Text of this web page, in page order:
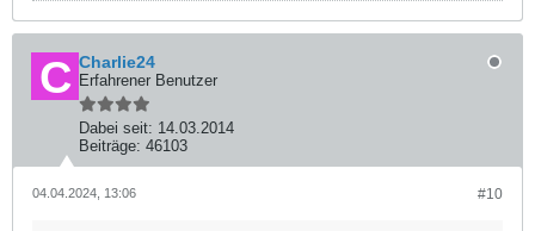
Charlie24
Erfahrener Benutzer
Dabei seit: 14.03.2014
Beiträge: 46103
#10
04.04.2024, 13:06